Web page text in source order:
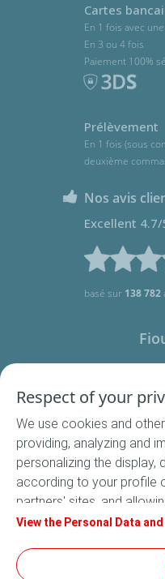
Cartes
En 1 fois avec
En 3 ou 4 fois
Paiement 100%
Prélèvement
En 1 fois (sous
deuxième
Nos avis
Excellent 4.7/
basé sur 138 782
Respect of your
We use cookies and
providing, analyzing and
personalizing the display,
according to your profile
partners' sites, and
social media. In
default. You can change
View the Personal Data